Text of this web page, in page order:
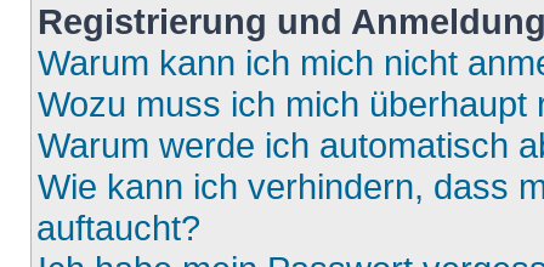
Registrierung und
Warum kann ich mich nicht
Wozu muss ich mich überhaupt
Warum werde ich automatisch
Wie kann ich verhindern, dass
auftaucht?